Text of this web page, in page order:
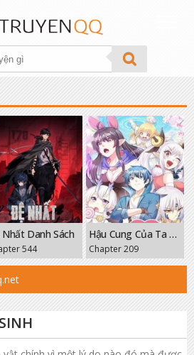
Danh Sách
544
Hậu Cung Của Ta Toàn Là Ma Nữ Phản Diện
Chapter 209